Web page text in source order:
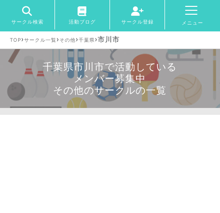
サークル検索 活動ブログ サークル登録 メニュー
TOP›サークル一覧 › その他›千葉県›市川市
千葉県市川市で活動している
メンバー募集中
その他のサークルの一覧